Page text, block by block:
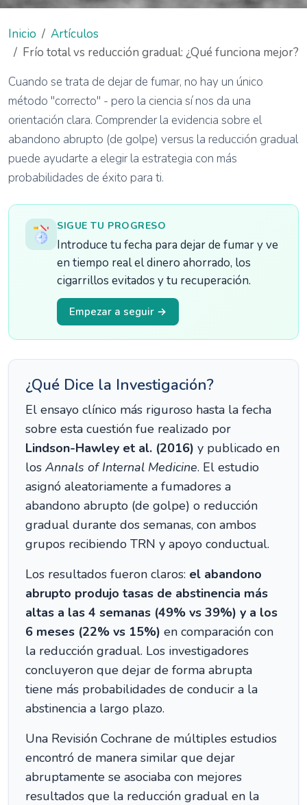
Inicio
Artículos
Frío total vs reducción gradual: ¿Qué funciona mejor?
Cuando se trata de dejar de fumar, no hay un único
método "correcto" - pero la ciencia sí nos da una
orientación clara. Comprender la evidencia sobre el
abandono abrupto (de golpe) versus la reducción gradual
puede ayudarte a elegir la estrategia con más
probabilidades de éxito para ti.
SIGUE TU PROGRESO
Introduce tu fecha para dejar de fumar y ve
en tiempo real el dinero ahorrado, los
cigarrillos evitados y tu recuperación.
Empezar a seguir →
¿Qué Dice la Investigación?
El ensayo clínico más riguroso hasta la fecha
sobre esta cuestión fue realizado por
Lindson-Hawley et al. (2016) y publicado en
los Annals of Internal Medicine. El estudio
asignó aleatoriamente a fumadores a
abandono abrupto (de golpe) o reducción
gradual durante dos semanas, con ambos
grupos recibiendo TRN y apoyo conductual.
Los resultados fueron claros: el abandono
abrupto produjo tasas de abstinencia más
altas a las 4 semanas (49% vs 39%) y a los
6 meses (22% vs 15%) en comparación con
la reducción gradual. Los investigadores
concluyeron que dejar de forma abrupta
tiene más probabilidades de conducir a la
abstinencia a largo plazo.
Una Revisión Cochrane de múltiples estudios
encontró de manera similar que dejar
abruptamente se asociaba con mejores
resultados que la reducción gradual en la